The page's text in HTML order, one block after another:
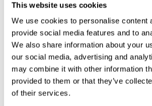
This website uses cookies
We use cookies to personalise content
provide social media features and to
We also share information about your
our social media, advertising and
may combine it with other information
provided to them or that they’ve
of their services.
Fortino Capital ist ein europäischer
mit Fokus auf wachstumsstarke B2B-
Softwareunternehmen. Fortino
Capital-Fonds und drei Mid-Cap-
.Mit Büros in Belgien, den
Deutschland begleitet Fortino
Gründerteams in ganz Europa auf
marktführenden Softwarefirma. Zum
Portfolio von Fortino zählen unter